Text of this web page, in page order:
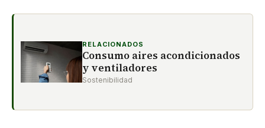
RELACIONADOS
Consumo aires acondicionados
y ventiladores
Sostenibilidad